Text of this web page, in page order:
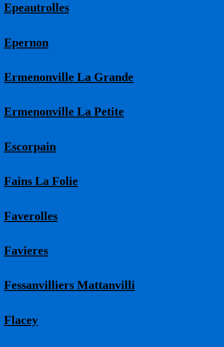
Epeautrolles
Epernon
Ermenonville La Grande
Ermenonville La Petite
Escorpain
Fains La Folie
Faverolles
Favieres
Fessanvilliers Mattanvilli
Flacey